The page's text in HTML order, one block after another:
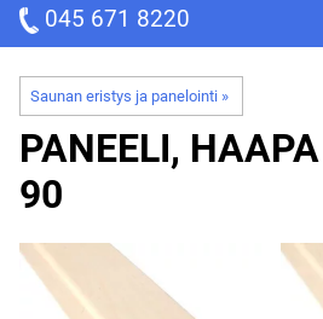
045 671 8220
Saunan eristys ja panelointi ‪»
PANEELI,
90